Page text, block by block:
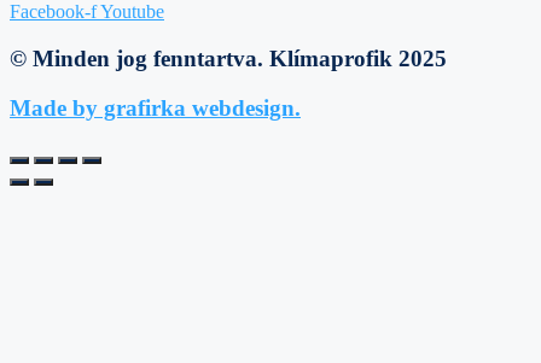
Facebook-fYoutube
© Minden jog fenntartva. Klímaprofik 2025
Made by grafirka webdesign.